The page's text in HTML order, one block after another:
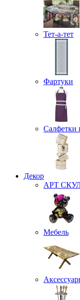
Тет-а-тет
Фартуки
Салфетки
Декор
АРТ
Мебель